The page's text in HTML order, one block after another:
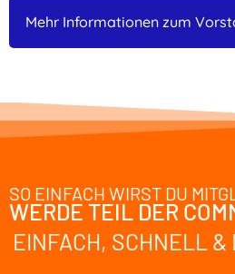
Mehr Informationen zum
SO EINFACH WIRST DU
WERDE TEIL DER
EINFACH, SCHNELL &